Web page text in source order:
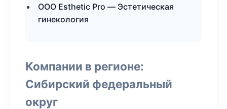
ООО Esthetic Pro — Эстетическая
гинекология
Компании в регионе:
Сибирский федеральный
округ